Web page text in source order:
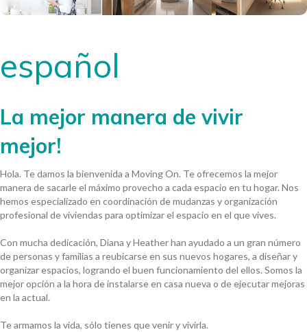
español
La mejor manera de vivir
mejor!
Hola. Te damos la bienvenida a Moving On. Te ofrecemos la mejor
manera de sacarle el máximo provecho a cada espacio en tu hogar. Nos
hemos especializado en coordinación de mudanzas y organización
profesional de viviendas para optimizar el espacio en el que vives.
Con mucha dedicación, Diana y Heather han ayudado a un gran número
de personas y familias a reubicarse en sus nuevos hogares, a diseñar y
organizar espacios, logrando el buen funcionamiento del ellos. Somos la
mejor opción a la hora de instalarse en casa nueva o de ejecutar mejoras
en la actual.
Te armamos la vida, sólo tienes que venir y vivirla.